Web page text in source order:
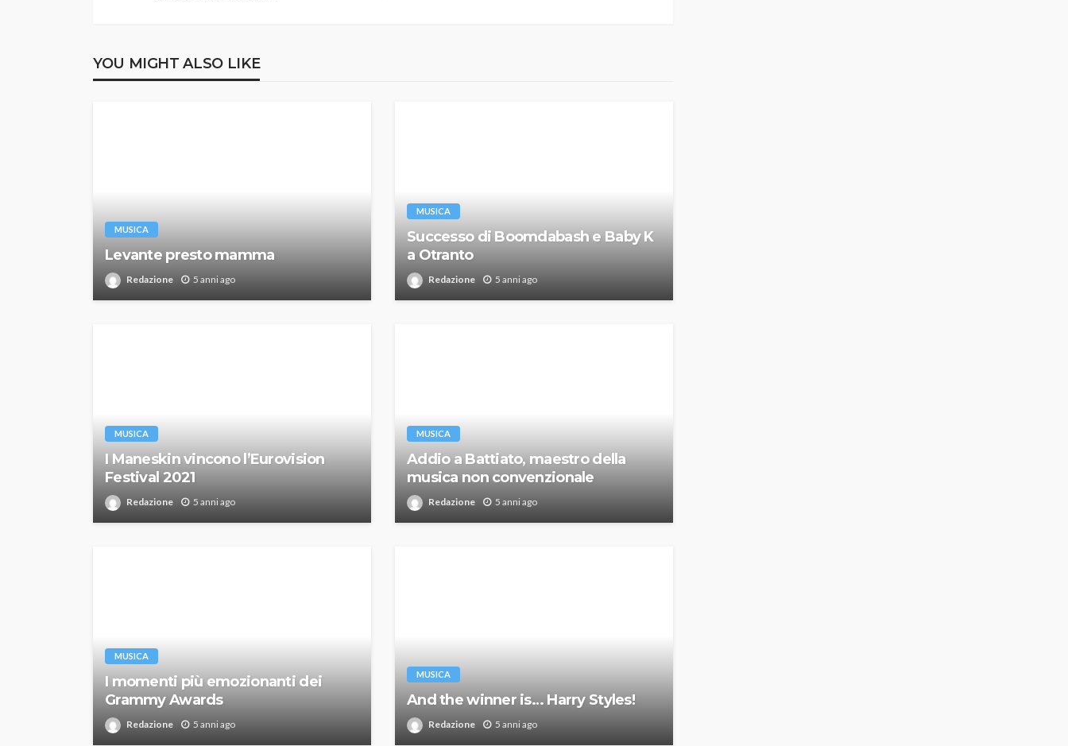
YOU MIGHT ALSO LIKE
MUSICA
Levante presto mamma
Redazione 5 anni ago
MUSICA
Successo di Boomdabash e Baby K
a Otranto
Redazione 5 anni ago
MUSICA
I Maneskin vincono l’Eurovision
Festival 2021
Redazione 5 anni ago
MUSICA
Addio a Battiato, maestro della
musica non convenzionale
Redazione 5 anni ago
MUSICA
I momenti più emozionanti dei
Grammy Awards
Redazione 5 anni ago
MUSICA
And the winner is… Harry Styles!
Redazione 5 anni ago